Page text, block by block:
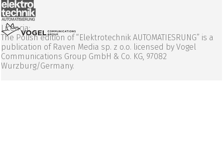
Licencja:
The Polish edition of “Elektrotechnik AUTOMATIESRUNG” is a
publication of Raven Media sp. z o.o. licensed by Vogel
Communications Group GmbH & Co. KG, 97082
Wurzburg/Germany.